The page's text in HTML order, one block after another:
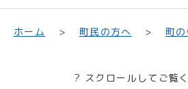
ホーム 町民の方へ 町
? スクロールしてご覧